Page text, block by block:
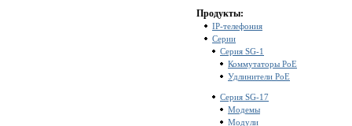
Продукты:
IP-телефония
Серии
Серия SG-1
Коммутаторы PoE
Удлинители PoE
Серия SG-17
Модемы
Модули